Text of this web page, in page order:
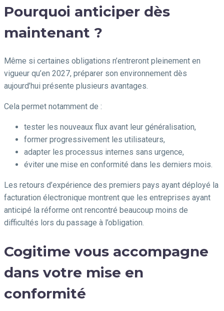
Pourquoi anticiper dès
maintenant ?
Même si certaines obligations n’entreront pleinement en
vigueur qu’en 2027, préparer son environnement dès
aujourd’hui présente plusieurs avantages.
Cela permet notamment de :
tester les nouveaux flux avant leur généralisation,
former progressivement les utilisateurs,
adapter les processus internes sans urgence,
éviter une mise en conformité dans les derniers mois.
Les retours d’expérience des premiers pays ayant déployé la
facturation électronique montrent que les entreprises ayant
anticipé la réforme ont rencontré beaucoup moins de
difficultés lors du passage à l’obligation.
Cogitime vous accompagne
dans votre mise en
conformité